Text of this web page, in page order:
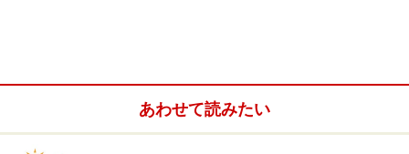
あわせて読みたい